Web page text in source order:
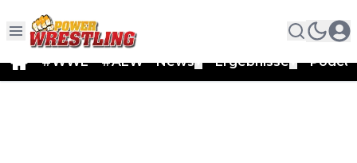
#WWE #AEW News Ergebnisse